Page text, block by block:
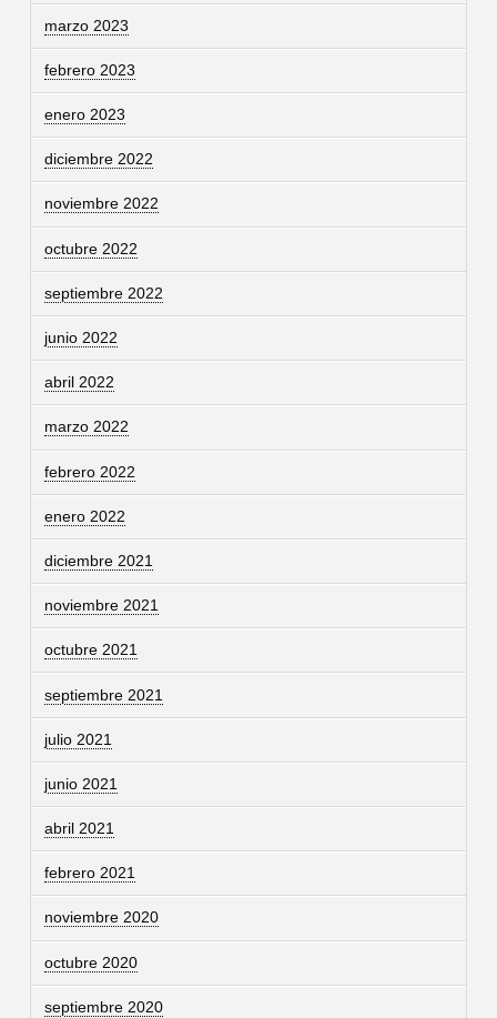
marzo 2023
febrero 2023
enero 2023
diciembre 2022
noviembre 2022
octubre 2022
septiembre 2022
junio 2022
abril 2022
marzo 2022
febrero 2022
enero 2022
diciembre 2021
noviembre 2021
octubre 2021
septiembre 2021
julio 2021
junio 2021
abril 2021
febrero 2021
noviembre 2020
octubre 2020
septiembre 2020